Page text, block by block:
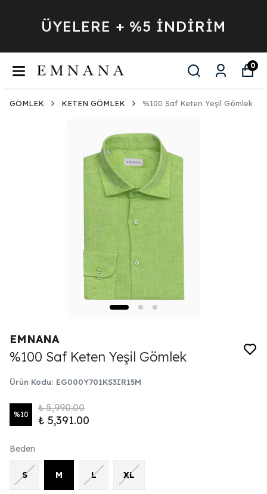
ÜYELERE + %5 İNDİRİM
0
GÖMLEK KETEN GÖMLEK %100 Saf Keten Yeşil Gömlek
EMNANA
%100 Saf Keten Yeşil Gömlek
Ürün Kodu: EG000Y701KS3IR15M
%10
₺ 5,990.00
₺ 5,391.00
Beden
S M L XL